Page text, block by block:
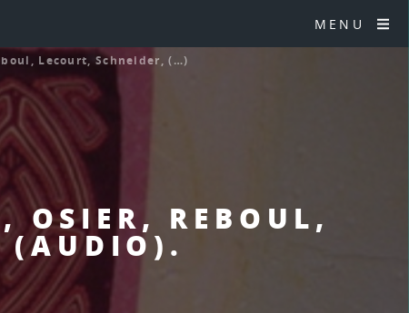
MENU
OSIER, REBOUL,
(AUDIO).
Lecourt, Schneider, (…)